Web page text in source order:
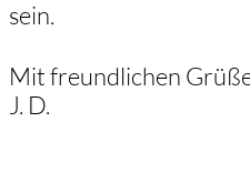
sein.
Mit freundlichen
J. D.